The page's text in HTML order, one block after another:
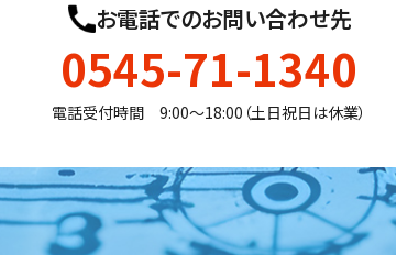
お電話でのお問い合わせ先
0545-71-1340
電話受付時間 9:00〜18:00（土日祝日は休業）